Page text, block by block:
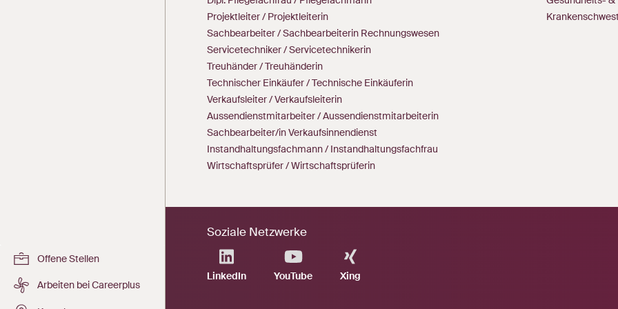
Offene Stellen
Arbeiten bei Careerplus
Projektleiter / Projektleiterin
Sachbearbeiter / Sachbearbeiterin Rechnungswesen
Servicetechniker / Servicetechnikerin
Treuhänder / Treuhänderin
Technischer Einkäufer / Technische Einkäuferin
Verkaufsleiter / Verkaufsleiterin
Aussendienstmitarbeiter / Aussendienstmitarbeiterin
Sachbearbeiter/in Verkaufsinnendienst
Instandhaltungsfachmann / Instandhaltungsfachfrau
Wirtschaftsprüfer / Wirtschaftsprüferin
Soziale Netzwerke
LinkedIn YouTube Xing